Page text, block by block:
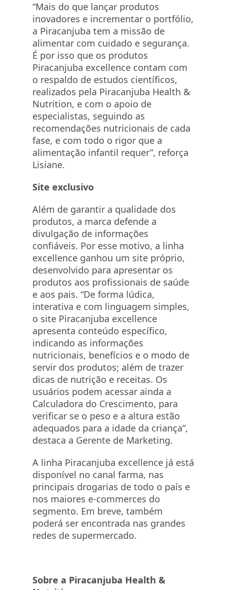
“Mais do que lançar produtos
inovadores e incrementar o portfólio,
a Piracanjuba tem a missão de
alimentar com cuidado e segurança.
É por isso que os produtos
Piracanjuba excellence contam com
o respaldo de estudos científicos,
realizados pela Piracanjuba Health &
Nutrition, e com o apoio de
especialistas, seguindo as
recomendações nutricionais de cada
fase, e com todo o rigor que a
alimentação infantil requer”, reforça
Lisiane.
Site exclusivo
Além de garantir a qualidade dos
produtos, a marca defende a
divulgação de informações
confiáveis. Por esse motivo, a linha
excellence ganhou um site próprio,
desenvolvido para apresentar os
produtos aos profissionais de saúde
e aos pais. “De forma lúdica,
interativa e com linguagem simples,
o site Piracanjuba excellence
apresenta conteúdo específico,
indicando as informações
nutricionais, benefícios e o modo de
servir dos produtos; além de trazer
dicas de nutrição e receitas. Os
usuários podem acessar ainda a
Calculadora do Crescimento, para
verificar se o peso e a altura estão
adequados para a idade da criança”,
destaca a Gerente de Marketing.
A linha Piracanjuba excellence já está
disponível no canal farma, nas
principais drogarias de todo o país e
nos maiores e-commerces do
segmento. Em breve, também
poderá ser encontrada nas grandes
redes de supermercado.
Sobre a Piracanjuba Health &